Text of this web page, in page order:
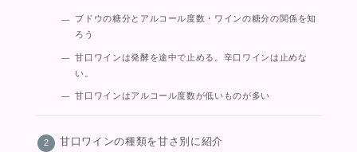
ブドウの糖分とアルコール度数・ワインの糖分の関係を知
ろう
甘口ワインは発酵を途中で止める。辛口ワインは止めな
い。
甘口ワインはアルコール度数が低いものが多い
甘口ワインの種類を甘さ別に紹介